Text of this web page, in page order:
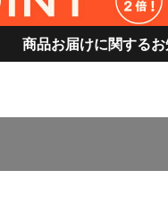
商品お届けに関する